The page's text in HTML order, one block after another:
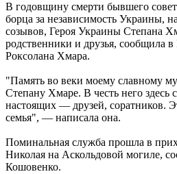
В годовщину смерти бывшего
борца за независимость Украины,
созывов, Героя Украины Степана
родственники и друзья, сообщила
Роксолана Хмара.
"Память во веки моему славному
Степану Хмаре. В честь него здесь
настоящих — друзей, соратников.
семья", — написала она.
Поминальная служба прошла в
Николая на Аскольдовой могиле,
Кошовенко.